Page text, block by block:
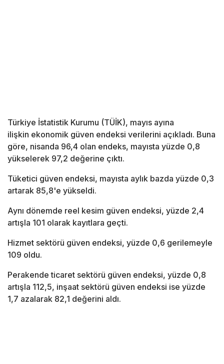
Türkiye İstatistik Kurumu (TÜİK), mayıs ayına
ilişkin ekonomik güven endeksi verilerini açıkladı. Buna
göre, nisanda 96,4 olan endeks, mayısta yüzde 0,8
yükselerek 97,2 değerine çıktı.
Tüketici güven endeksi, mayısta aylık bazda yüzde 0,3
artarak 85,8'e yükseldi.
Aynı dönemde reel kesim güven endeksi, yüzde 2,4
artışla 101 olarak kayıtlara geçti.
Hizmet sektörü güven endeksi, yüzde 0,6 gerilemeyle
109 oldu.
Perakende ticaret sektörü güven endeksi, yüzde 0,8
artışla 112,5, inşaat sektörü güven endeksi ise yüzde
1,7 azalarak 82,1 değerini aldı.